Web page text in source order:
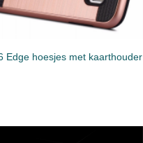
Edge hoesjes met kaarthouder